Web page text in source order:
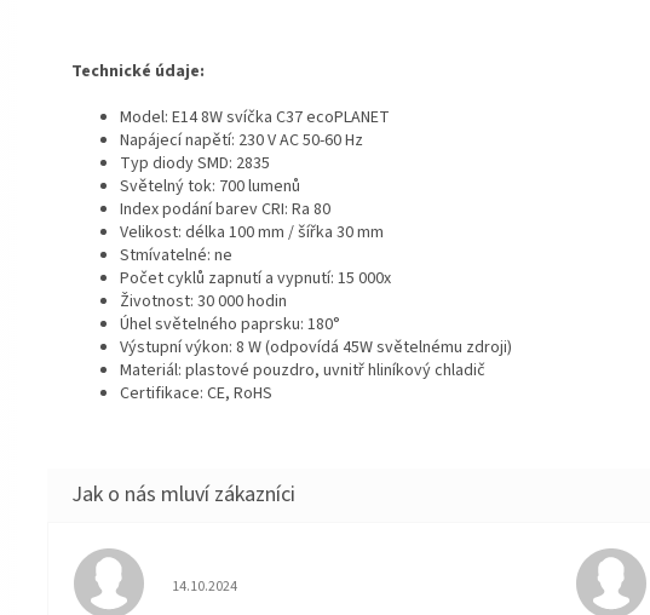
Technické údaje:
Model: E14 8W svíčka C37 ecoPLANET
Napájecí napětí: 230 V AC 50-60 Hz
Typ diody SMD: 2835
Světelný tok: 700 lumenů
Index podání barev CRI: Ra 80
Velikost: délka 100 mm / šířka 30 mm
Stmívatelné: ne
Počet cyklů zapnutí a vypnutí: 15 000x
Životnost: 30 000 hodin
Úhel světelného paprsku: 180°
Výstupní výkon: 8 W (odpovídá 45W světelnému zdroji)
Materiál: plastové pouzdro, uvnitř hliníkový chladič
Certifikace: CE, RoHS
Hodnocení obchodu je 5 z 5 hvězdiček.
14.10.2024